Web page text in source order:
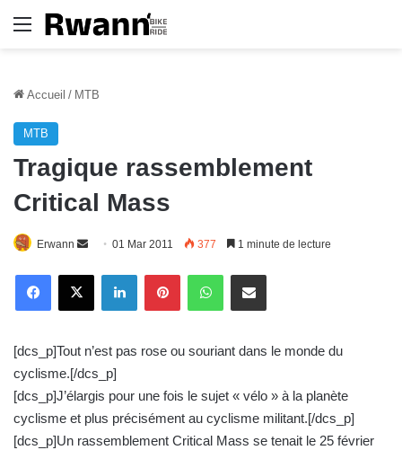
Menu
Accueil / MTB
MTB
Tragique rassemblement
Critical Mass
Erwann
o
e
r
u
n
c
01 Mar 2011 377 1 minute de lecture
[dcs_p]Tout n’est pas rose ou souriant dans le monde du
cyclisme.[/dcs_p]
[dcs_p]J’élargis pour une fois le sujet « vélo » à la planète
cyclisme et plus précisément au cyclisme militant.[/dcs_p]
[dcs_p]Un rassemblement Critical Mass se tenait le 25 février